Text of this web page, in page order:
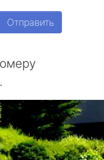
Отправить
.